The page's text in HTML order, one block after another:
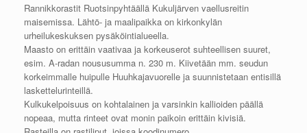
Rannikkorastit Ruotsinpyhtäällä Kukuljärven vaellusreitin
maisemissa. Lähtö- ja maalipaikka on kirkonkylän
urheilukeskuksen pysäköintialueella.
Maasto on erittäin vaativaa ja korkeuserot suhteellisen suuret,
esim. A-radan noususumma n. 230 m. Kiivetään mm. seudun
korkeimmalle huipulle Huuhkajavuorelle ja suunnistetaan entisillä
laskettelurinteillä.
Kulkukelpoisuus on kohtalainen ja varsinkin kallioiden päällä
nopeaa, mutta rinteet ovat monin paikoin erittäin kivisiä.